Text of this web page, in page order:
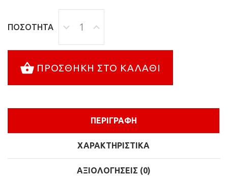
ΠΟΣΌΤΗΤΑ
ΠΡΟΣΘΉΚΗ ΣΤΟ ΚΑΛΆΘΙ
ΠΕΡΙΓΡΑΦΉ
ΧΑΡΑΚΤΗΡΙΣΤΙΚΆ
ΑΞΙΟΛΟΓΉΣΕΙΣ (0)